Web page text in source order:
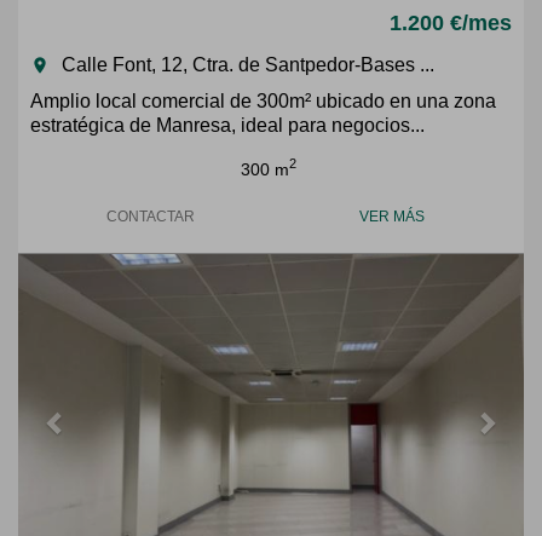
1.200 €/mes
room
Calle Font, 12, Ctra. de Santpedor-Bases ...
Amplio local comercial de 300m² ubicado en una zona
estratégica de Manresa, ideal para negocios...
300 m2
CONTACTAR VER MÁS
Previous Next